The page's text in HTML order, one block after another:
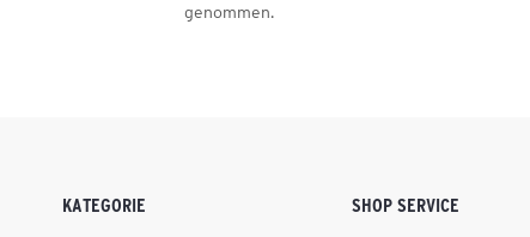
genommen.
KATEGORIE SHOP SERVICE